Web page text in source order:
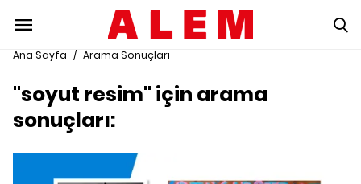
Ana Sayfa / Arama Sonuçları
"soyut resim" için arama
sonuçları: